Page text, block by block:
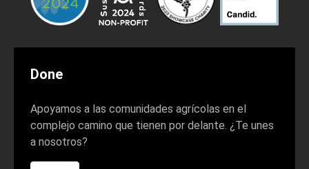
Done
Apoyamos a las comunidades agrícolas en el
complejo camino que tienen por delante. ¿Te unes
a nosotros?